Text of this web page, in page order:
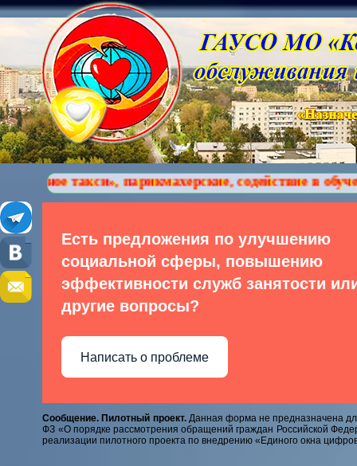
парикмахерские, содействие в обучении
Есть предложения по улучшению
социальной сферы, повышению
эффективности служб занятости
другие вопросы?
Написать о проблеме
Сообщение. Пилотный проект.Данная форма не предназначена
ФЗ «О порядке рассмотрения обращений граждан Российской
реализации пилотного проекта по внедрению «Единого окна